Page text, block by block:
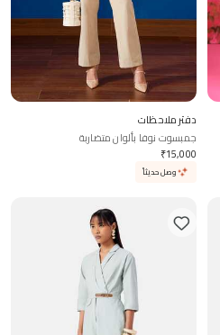
دفتر ملاحظات
جمبسوت نوفا بألوان متضاربة
₹15,000
وصل حديثاً